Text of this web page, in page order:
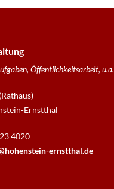
Öffentlichkeitsarbeit, u.a.
Ernstthal
4020
ernstthal.de